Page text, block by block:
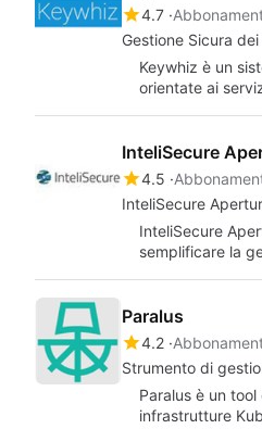
4.7
Gestione Sicura
Keywhiz è un
orientate ai
InteliSecure
4.5
InteliSecure
InteliSecure
semplificare la
Paralus
4.2
Strumento di
Paralus è un
infrastrutture